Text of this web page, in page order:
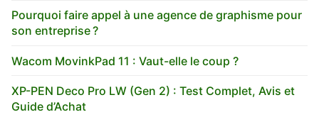
Pourquoi faire appel à une agence de graphisme pour
son entreprise ?
Wacom MovinkPad 11 : Vaut-elle le coup ?
XP-PEN Deco Pro LW (Gen 2) : Test Complet, Avis et
Guide d’Achat